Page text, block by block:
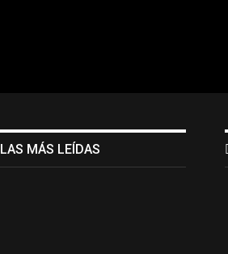
LAS MÁS LEÍDAS